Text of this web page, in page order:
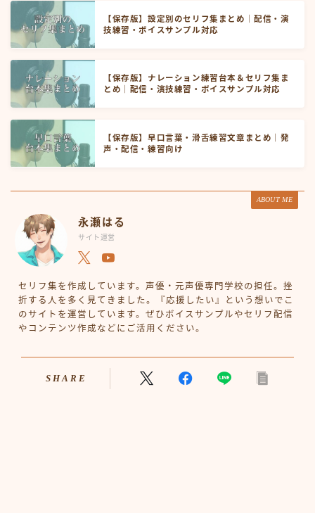
【保存版】設定別のセリフ集まとめ｜配信・演
技練習・ボイスサンプル対応
【保存版】ナレーション練習台本＆セリフ集ま
とめ｜配信・演技練習・ボイスサンプル対応
【保存版】早口言葉・滑舌練習文章まとめ｜発
声・配信・練習向け
ABOUT ME
永瀬はる
サイト運営
セリフ集を作成しています。声優・元声優専門学校の担任。挫
折する人を多く見てきました。『応援したい』という想いでこ
のサイトを運営しています。ぜひボイスサンプルやセリフ配信
やコンテンツ作成などにご活用ください。
SHARE